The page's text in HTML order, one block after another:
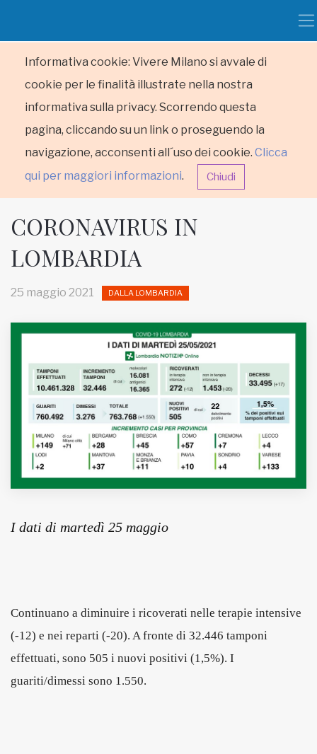
Informativa cookie: Vivere Milano si avvale di
cookie per le finalità illustrate nella nostra
informativa sulla privacy. Scorrendo questa
pagina, cliccando su un link o proseguendo la
navigazione, acconsenti all´uso dei cookie. Clicca
qui per maggiori informazioni. Chiudi
HOME
Inviateci le vostre segnalazioni
Iscriviti alla newsletter
www.viveremilano.info
Fondato e diretto da Enzo De
EDB edizioni - Via Brivio angolo C.
Imbonati, 89 20159 Milano (Italia)
CORONAVIRUS IN
LOMBARDIA
25 maggio 2021 DALLA LOMBARDIA
I dati di martedì 25 maggio
Continuano a diminuire i ricoverati nelle terapie intensive
(-12) e nei reparti (-20). A fronte di 32.446 tamponi
effettuati, sono 505 i nuovi positivi (1,5%). I
guariti/dimessi sono 1.550.